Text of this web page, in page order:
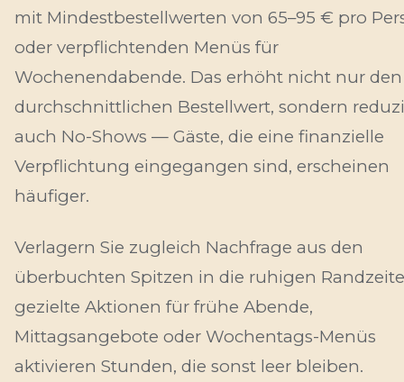
mit Mindestbestellwerten von 65–95 € pro
oder verpflichtenden Menüs für
Wochenendabende. Das erhöht nicht nur den
durchschnittlichen Bestellwert, sondern
auch No-Shows — Gäste, die eine finanzielle
Verpflichtung eingegangen sind, erscheinen
häufiger.
Verlagern Sie zugleich Nachfrage aus den
überbuchten Spitzen in die ruhigen
gezielte Aktionen für frühe Abende,
Mittagsangebote oder Wochentags-Menüs
aktivieren Stunden, die sonst leer bleiben.